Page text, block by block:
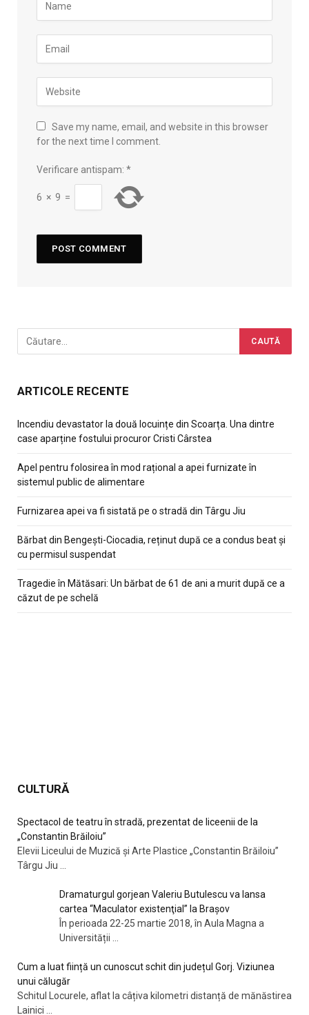
Save my name, email, and website in this browser
for the next time I comment.
Verificare antispam: *
6 × 9 =
ARTICOLE RECENTE
Incendiu devastator la două locuințe din Scoarța. Una dintre
case aparține fostului procuror Cristi Cârstea
Apel pentru folosirea în mod rațional a apei furnizate în
sistemul public de alimentare
Furnizarea apei va fi sistată pe o stradă din Târgu Jiu
Bărbat din Bengești-Ciocadia, reținut după ce a condus beat și
cu permisul suspendat
Tragedie în Mătăsari: Un bărbat de 61 de ani a murit după ce a
căzut de pe schelă
CULTURĂ
Spectacol de teatru în stradă, prezentat de liceenii de la
„Constantin Brăiloiu”
Elevii Liceului de Muzică și Arte Plastice „Constantin Brăiloiu”
Târgu Jiu
Dramaturgul gorjean Valeriu Butulescu va lansa
cartea “Maculator existenţial” la Braşov
În perioada 22-25 martie 2018, în Aula Magna a
Universității
Cum a luat ființă un cunoscut schit din județul Gorj. Viziunea
unui călugăr
Schitul Locurele, aflat la câțiva kilometri distanță de mănăstirea
Lainici